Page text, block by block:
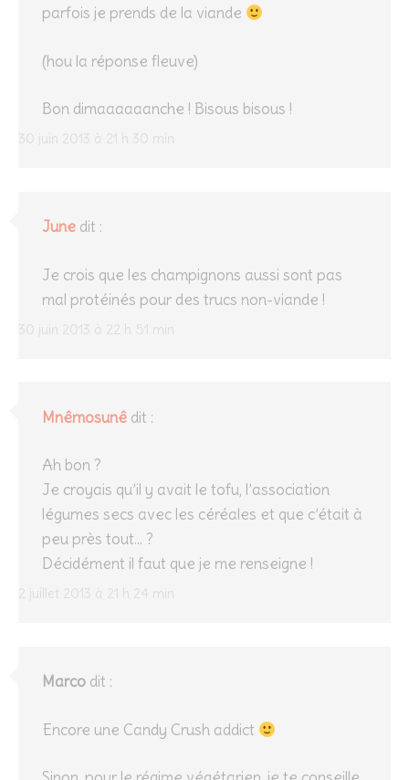
30 juin 2013 à 21 h 30 min
parfois je prends de la viande
(hou la réponse fleuve)
Bon dimaaaaaanche ! Bisous bisous !
June dit :
30 juin 2013 à 22 h 51 min
Je crois que les champignons aussi sont pas
mal protéinés pour des trucs non-viande !
Mnêmosunê dit :
2 juillet 2013 à 21 h 24 min
Ah bon ?
Je croyais qu’il y avait le tofu, l’association
légumes secs avec les céréales et que c’était à
peu près tout… ?
Décidément il faut que je me renseigne !
Marco dit :
Encore une Candy Crush addict